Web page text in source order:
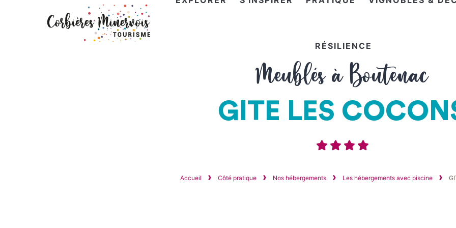
RÉSILIENCE
Meublés à Boutenac
GITE LES
Accueil Côté pratique Nos hébergements Les hébergements avec piscine